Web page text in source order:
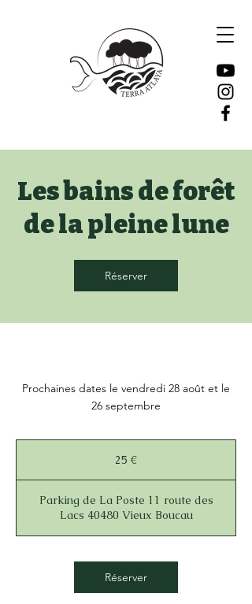
Les bains de forêt
de la pleine lune
Réserver
Prochaines dates le vendredi 28 août et le
26 septembre
25 €
Parking de La Poste 11 route des
Lacs 40480 Vieux Boucau
Réserver